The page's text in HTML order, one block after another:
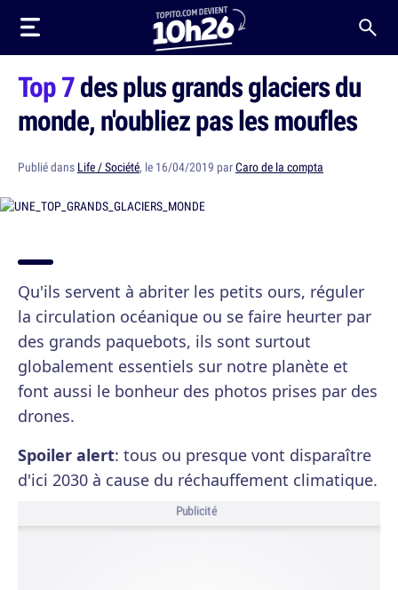
Top 7des plus grands glaciers du
monde, n'oubliez pas les moufles
Publié dans Life / Société, le 16/04/2019 parCaro de la compta
Qu'ils servent à abriter les petits ours, réguler
la circulation océanique ou se faire heurter par
des grands paquebots, ils sont surtout
globalement essentiels sur notre planète et
font aussi le bonheur des photos prises par des
drones.
Spoiler alert: tous ou presque vont disparaître
d'ici 2030 à cause du réchauffement climatique.
Publicité